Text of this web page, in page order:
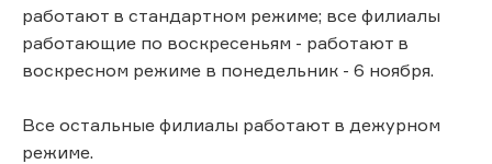
работают в стандартном режиме; все филиалы
работающие по воскресеньям - работают в
воскресном режиме в понедельник - 6 ноября.
Все остальные филиалы работают в дежурном
режиме.